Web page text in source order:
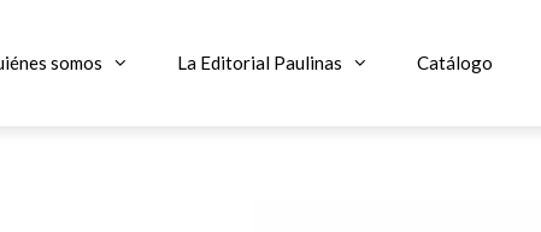
somos La Editorial Paulinas Catálogo